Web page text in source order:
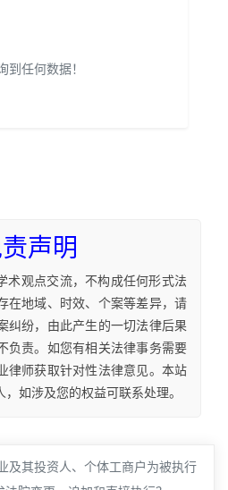
到任何数据！
声明
术观点交流，不构成任何形式法
在地域、时效、个案等差异，请
纠纷，由此产生的一切法律后果
负责。如您有相关法律事务需要
律师获取针对性法律意见。本站
如涉及您的权益可联系处理。
及其投资人、个体工商户为被执行